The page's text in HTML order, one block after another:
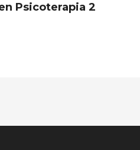
Psicoterapia 2